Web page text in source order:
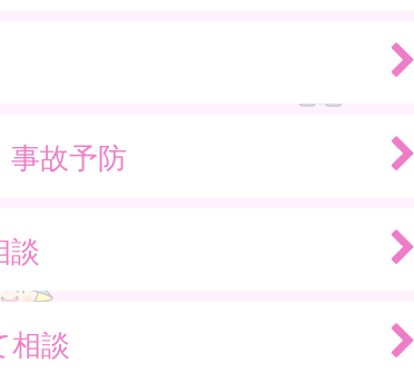
事故予防
談
相談